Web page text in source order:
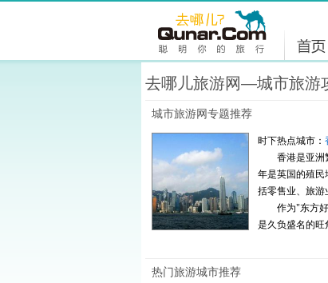
去哪儿旅游网—城市旅游
城市旅游网专题推荐
时下热点城市：
香港是亚洲繁
年是英国的殖民
括零售业、旅游
作为"东方好
是久负盛名的
热门旅游城市推荐